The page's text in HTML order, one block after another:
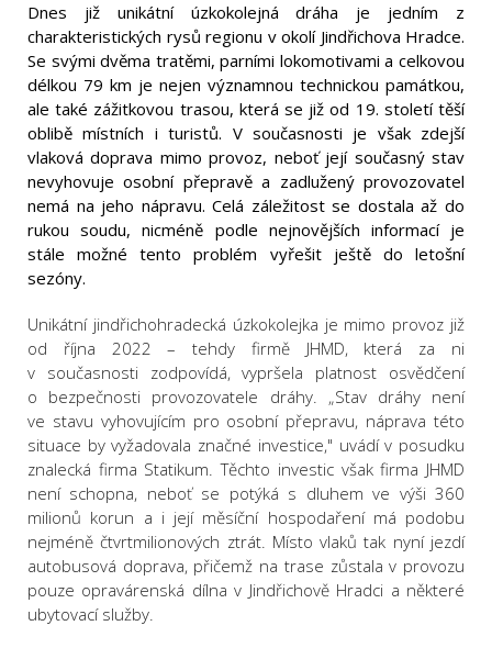
Dnes již unikátní úzkokolejná dráha je jedním z
charakteristických rysů regionu v okolí Jindřichova Hradce.
Se svými dvěma tratěmi, parními lokomotivami a celkovou
délkou 79 km je nejen významnou technickou památkou,
ale také zážitkovou trasou, která se již od 19. století těší
oblibě místních i turistů. V současnosti je však zdejší
vlaková doprava mimo provoz, neboť její současný stav
nevyhovuje osobní přepravě a zadlužený provozovatel
nemá na jeho nápravu. Celá záležitost se dostala až do
rukou soudu, nicméně podle nejnovějších informací je
stále možné tento problém vyřešit ještě do letošní
sezóny.
Unikátní jindřichohradecká úzkokolejka je mimo provoz již
od října 2022 – tehdy firmě JHMD, která za ni
v současnosti zodpovídá, vypršela platnost osvědčení
o bezpečnosti provozovatele dráhy. „Stav dráhy není
ve stavu vyhovujícím pro osobní přepravu, náprava této
situace by vyžadovala značné investice," uvádí v posudku
znalecká firma Statikum. Těchto investic však firma JHMD
není schopna, neboť se potýká s dluhem ve výši 360
milionů korun a i její měsíční hospodaření má podobu
nejméně čtvrtmilionových ztrát. Místo vlaků tak nyní jezdí
autobusová doprava, přičemž na trase zůstala v provozu
pouze opravárenská dílna v Jindřichově Hradci a některé
ubytovací služby.